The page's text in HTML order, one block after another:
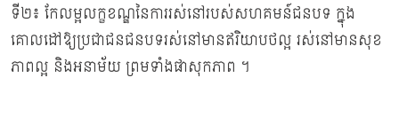
ទី២៖ កែលម្អលក្ខខណ្ឌនៃការរស់នៅរបស់សហគមន៍ជនបទ ក្នុង
គោលដៅឱ្យប្រជាជនជនបទរស់នៅមានឥរិយាបថល្អ រស់នៅមានសុខ
ភាពល្អ និងអនាម័យ ព្រមទាំងផាសុកភាព ។